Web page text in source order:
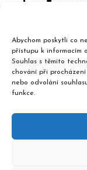
Abychom poskytli co
přístupu k informacím
Souhlas s těmito
chování při
nebo odvolání
funkce.